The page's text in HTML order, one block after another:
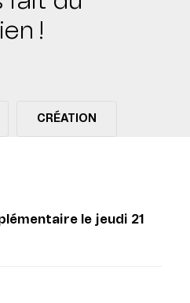
!
CRÉATION
le jeudi 21